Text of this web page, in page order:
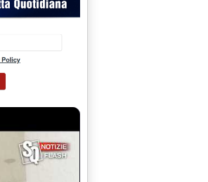
conquistare'